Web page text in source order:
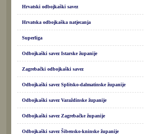
Hrvatski odbojkaški savez
Hrvatska odbojkaška natjecanja
Superliga
Odbojkaški savez Istarske županije
Zagrebački odbojkaški savez
Odbojkaški savez Splitsko-dalmatinske županije
Odbojkaški savez Varaždinske županije
Odbojkaški savez Zagrebačke županije
Odbojkaški savez Šibensko-kninske županije